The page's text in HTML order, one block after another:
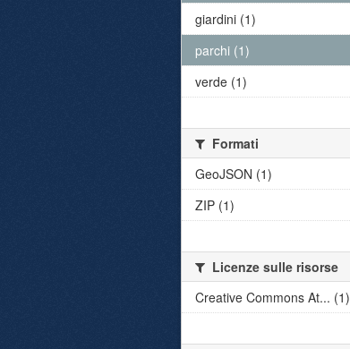
giardini (1)
parchi (1)
verde (1)
Formati
GeoJSON (1)
ZIP (1)
Licenze sulle risorse
Creative Commons At... (1)